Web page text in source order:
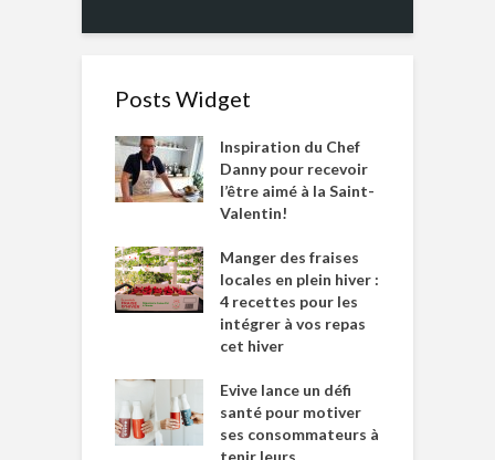
Posts Widget
Inspiration du Chef
Danny pour recevoir
l’être aimé à la Saint-
Valentin!
Manger des fraises
locales en plein hiver :
4 recettes pour les
intégrer à vos repas
cet hiver
Evive lance un défi
santé pour motiver
ses consommateurs à
tenir leurs